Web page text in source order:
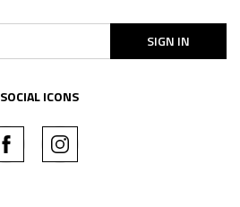
SIGN IN
SOCIAL ICONS